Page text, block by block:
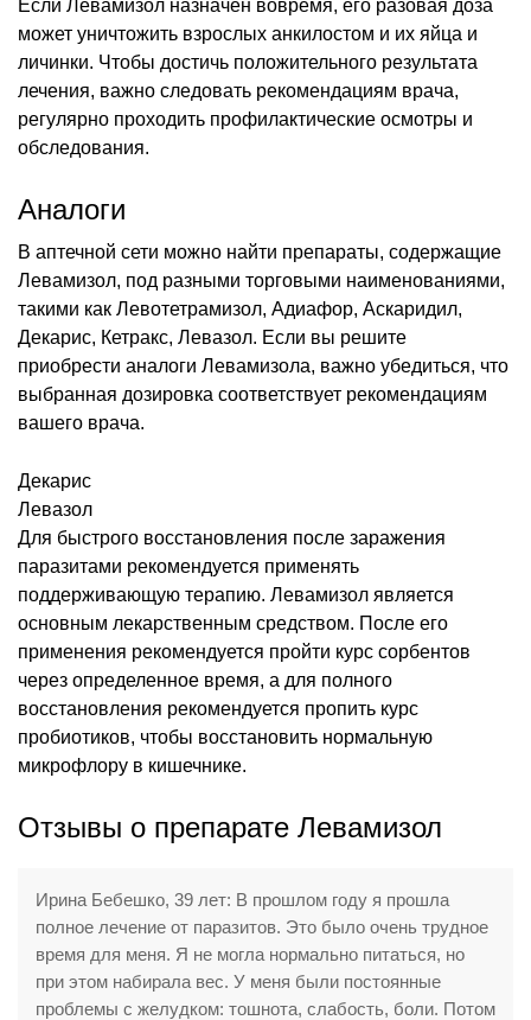
Если Левамизол назначен вовремя, его разовая доза
может уничтожить взрослых анкилостом и их яйца и
личинки. Чтобы достичь положительного результата
лечения, важно следовать рекомендациям врача,
регулярно проходить профилактические осмотры и
обследования.
Аналоги
В аптечной сети можно найти препараты, содержащие
Левамизол, под разными торговыми наименованиями,
такими как Левотетрамизол, Адиафор, Аскаридил,
Декарис, Кетракс, Левазол. Если вы решите
приобрести аналоги Левамизола, важно убедиться, что
выбранная дозировка соответствует рекомендациям
вашего врача.
Декарис
Левазол
Для быстрого восстановления после заражения
паразитами рекомендуется применять
поддерживающую терапию. Левамизол является
основным лекарственным средством. После его
применения рекомендуется пройти курс сорбентов
через определенное время, а для полного
восстановления рекомендуется пропить курс
пробиотиков, чтобы восстановить нормальную
микрофлору в кишечнике.
Отзывы о препарате Левамизол
Ирина Бебешко, 39 лет: В прошлом году я прошла
полное лечение от паразитов. Это было очень трудное
время для меня. Я не могла нормально питаться, но
при этом набирала вес. У меня были постоянные
проблемы с желудком: тошнота, слабость, боли. Потом